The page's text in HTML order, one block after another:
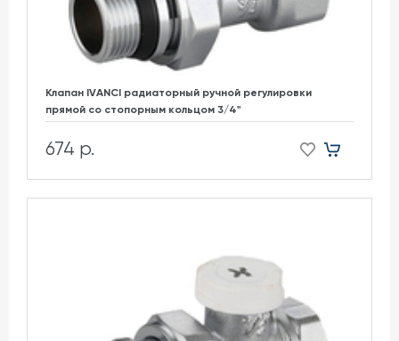
Клапан IVANCI радиаторный ручной регулировки
прямой со стопорным кольцом 3/4"
674 р.